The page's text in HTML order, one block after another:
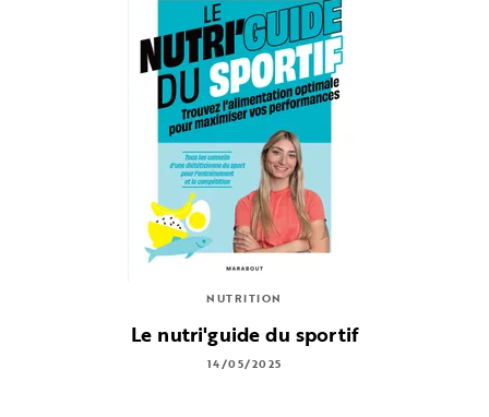
NUTRITION
Le nutri'guide du sportif
14/05/2025